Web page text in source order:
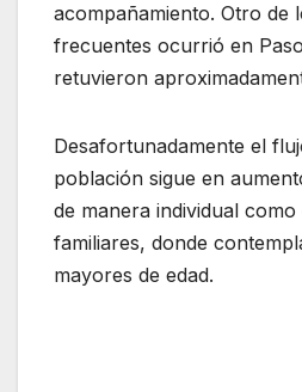
acompañamiento. Otro de
frecuentes ocurrió en
retuvieron
Desafortunadamente el
población sigue en
de manera individual
familiares, donde
mayores de edad.